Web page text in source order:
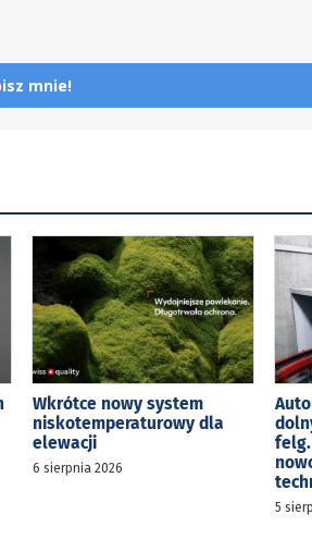
mnie!
Wkrótce nowy system
niskotemperaturowy dla
elewacji
6 sierpnia 2026
5